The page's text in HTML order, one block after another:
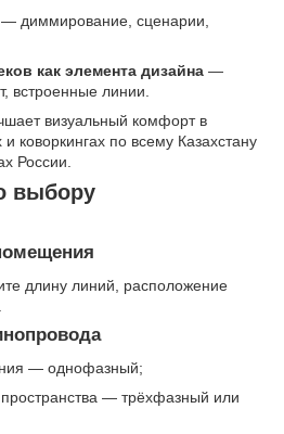
— диммирование, сценарии,
как элемента дизайна —
встроенные линии.
визуальный комфорт в
коворкингах по всему Казахстану
России.
выбору
длину линий, расположение
— однофазный;
— трёхфазный или